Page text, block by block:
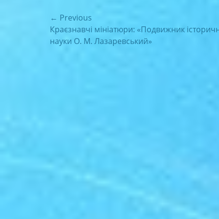
Навігація
записів
← Previous
Previous
post:
Краєзнавчі мініатюри: «Подвижник
науки О. М. Лазаревський»